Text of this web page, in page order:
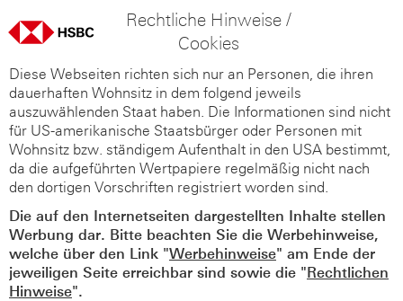
Rechtliche Hinweise /
Cookies
Diese Webseiten richten sich nur an Personen, die ihren
dauerhaften Wohnsitz in dem folgend jeweils
auszuwählenden Staat haben. Die Informationen sind nicht
für US-amerikanische Staatsbürger oder Personen mit
Wohnsitz bzw. ständigem Aufenthalt in den USA bestimmt,
da die aufgeführten Wertpapiere regelmäßig nicht nach
den dortigen Vorschriften registriert worden sind.
Die auf den Internetseiten dargestellten Inhalte stellen
Werbung dar. Bitte beachten Sie die Werbehinweise,
welche über den Link "Werbehinweise" am Ende der
jeweiligen Seite erreichbar sind sowie die "Rechtlichen
Hinweise".